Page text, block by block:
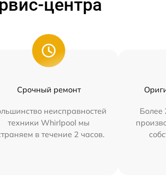
центра
Срочный ремонт
неисправностей
техники Whirlpool мы
в течение 2 часов.
Более